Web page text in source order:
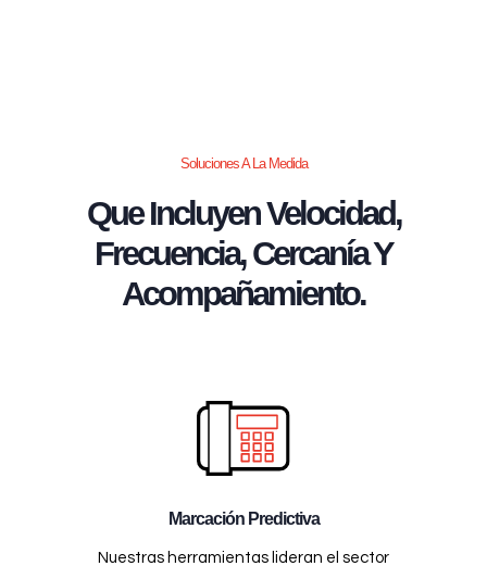
Soluciones A La Medida
Que Incluyen Velocidad,
Frecuencia, Cercanía Y
Acompañamiento.
Marcación Predictiva
Nuestras herramientas lideran el sector